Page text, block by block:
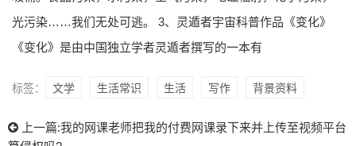
光污染……我们无处可逃。 3、灵遁者宇宙科普作品《变化》
《变化》是由中国独立学者灵遁者撰写的一本有
标签： 文学 生活常识 生活 写作 背景资料
上一篇:我的网课老师把我的付费网课录下来并上传至视频平台